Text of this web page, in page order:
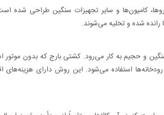
کامیون‌ها و سایر تجهیزات سنگین طراحی شده
شده و تخلیه می‌شوند.
و حجیم به کار می‌رود. کشتی بارج که بدون موتور
استفاده می‌شود. این روش دارای هزینه‌های